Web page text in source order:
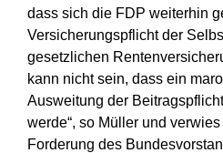
dass sich die FDP weiterhin
Versicherungspflicht der
gesetzlichen
kann nicht sein, dass ein
Ausweitung der
werde“, so Müller und
Forderung des